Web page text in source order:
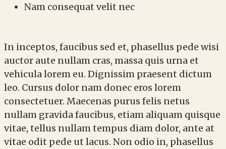
Nam consequat velit nec
In inceptos, faucibus sed et, phasellus pede wisi
auctor aute nullam cras, massa quis urna et
vehicula lorem eu. Dignissim praesent dictum
leo. Cursus dolor nam donec eros lorem
consectetuer. Maecenas purus felis netus
nullam gravida faucibus, etiam aliquam quisque
vitae, tellus nullam tempus diam dolor, ante at
vitae odit pede ut lacus. Non odio in, phasellus